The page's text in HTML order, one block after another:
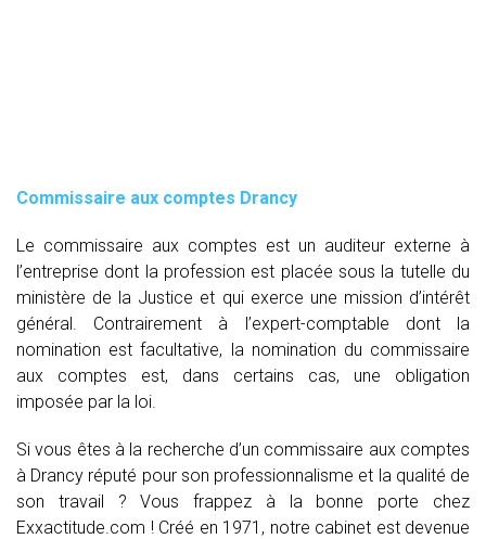
Commissaire aux comptes Drancy
Le commissaire aux comptes est un auditeur externe à
l’entreprise dont la profession est placée sous la tutelle du
ministère de la Justice et qui exerce une mission d’intérêt
général. Contrairement à l’expert-comptable dont la
nomination est facultative, la nomination du commissaire
aux comptes est, dans certains cas, une obligation
imposée par la loi.
Si vous êtes à la recherche d’un commissaire aux comptes
à Drancy réputé pour son professionnalisme et la qualité de
son travail ? Vous frappez à la bonne porte chez
Exxactitude.com ! Créé en 1971, notre cabinet est devenue